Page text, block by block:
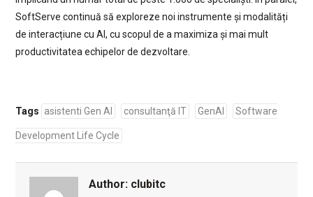
SoftServe continuă să exploreze noi instrumente și modalități
de interacțiune cu AI, cu scopul de a maximiza și mai mult
productivitatea echipelor de dezvoltare.
Tags asistenti Gen AI consultanţă IT GenAI Software
Development Life Cycle
Author: clubitc